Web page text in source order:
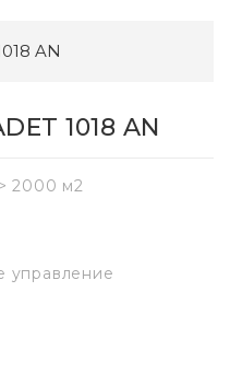
AN
1018 AN
2000 м2
управление